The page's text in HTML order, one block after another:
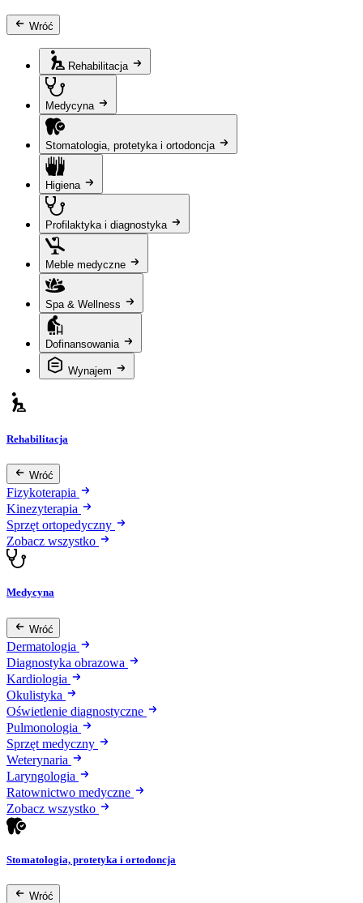
Wróć
Rehabilitacja
Medycyna
Stomatologia, protetyka i ortodoncja
Higiena
Profilaktyka i diagnostyka
Meble medyczne
Spa & Wellness
Dofinansowania
Wynajem
Rehabilitacja
Wróć
Fizykoterapia
Kinezyterapia
Sprzęt ortopedyczny
Zobacz wszystko
Medycyna
Wróć
Dermatologia
Diagnostyka obrazowa
Kardiologia
Okulistyka
Oświetlenie diagnostyczne
Pulmonologia
Sprzęt medyczny
Weterynaria
Laryngologia
Ratownictwo medyczne
Zobacz wszystko
Stomatologia, protetyka i ortodoncja
Wróć